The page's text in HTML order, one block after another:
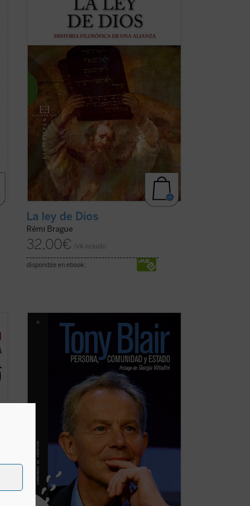
de la historia, Rémi Brague describe la
larga génesis de la alianza entre Dios y la
ley, forjada en la Grecia antigua y en la
tradición bíblica, y su desarrollo en ...
ficha)
La ley de Dios
Rémi Brague
32,00€ IVA incluido
disponible en ebook:
«¿Cómo afrontaremos el problema de
los recursos que escasean? ¿Quién dará
voz a los pobres, a los desheredados, a
los prófugos, a los emigrantes? ¿Cómo
podremos hacer crecer la comprensión
en lugar de la ignorancia y la tolerancia
en lugar ...(ver ficha)